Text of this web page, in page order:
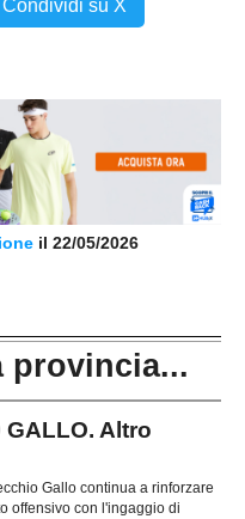
Condividi su X
il 22/05/2026
GALLO. Altro
Gallo continua a rinforzare
offensivo con l'ingaggio di